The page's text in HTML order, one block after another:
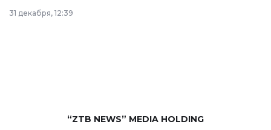
в Астане из
республиканского
31 декабря, 12:39
“ZTB NEWS” MEDIA HOLDING